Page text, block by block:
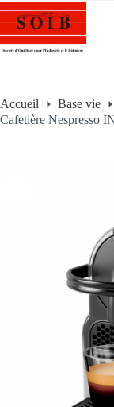
Accueil Base vie
Cafetière Nespresso